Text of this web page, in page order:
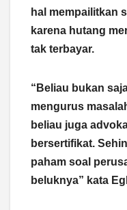
hal mempailitkan
karena hutang
tak terbayar.
“Beliau bukan
mengurus
beliau juga
bersertifikat.
paham soal
beluknya” kata